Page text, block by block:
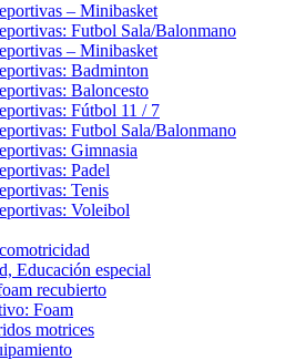
– Minibasket
Futbol Sala/Balonmano
– Minibasket
Badminton
Baloncesto
Fútbol 11 / 7
Futbol Sala/Balonmano
Gimnasia
Padel
Tenis
Voleibol
Educación especial
recubierto
Foam
motrices